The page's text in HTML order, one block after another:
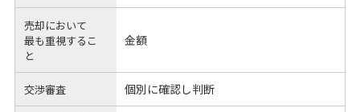
売却において
最も重視するこ
と
金額
交渉審査 個別に確認し判断